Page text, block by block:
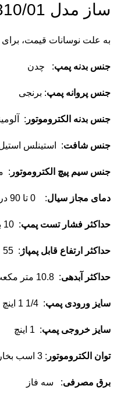
ساز مدل DB310/01
به علت نوسانات قیمت، برای
جنس بدنه پمپ: چدن
جنس پروانه پمپ: برنجی
جنس بدنه الکتروموتور :
جنس شافت: استینلس
جنس سیم پیچ الکتروموتور :
دمای مجاز سیال: 0 تا 90 درجه سانتی گراد
حداکثر فشار تست پمپ: 10 بار
حداکثر ارتفاع قابل پمپاژ : 55 متر
حداکثر آبدهی: 10.8 متر مکعب
سایز ورودی پمپ: 1/4 1 اینچ
سایز خروجی پمپ: 1 اینچ
توان الکتروموتور : 3 اسب بخار
برق مصرفی: سه فاز